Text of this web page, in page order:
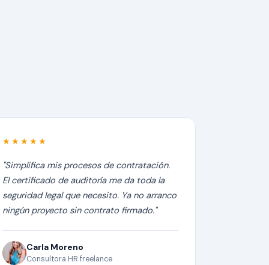
★★★★★
"Simplifica mis procesos de contratación.
El certificado de auditoría me da toda la
seguridad legal que necesito. Ya no arranco
ningún proyecto sin contrato firmado."
Carla Moreno
Consultora HR freelance